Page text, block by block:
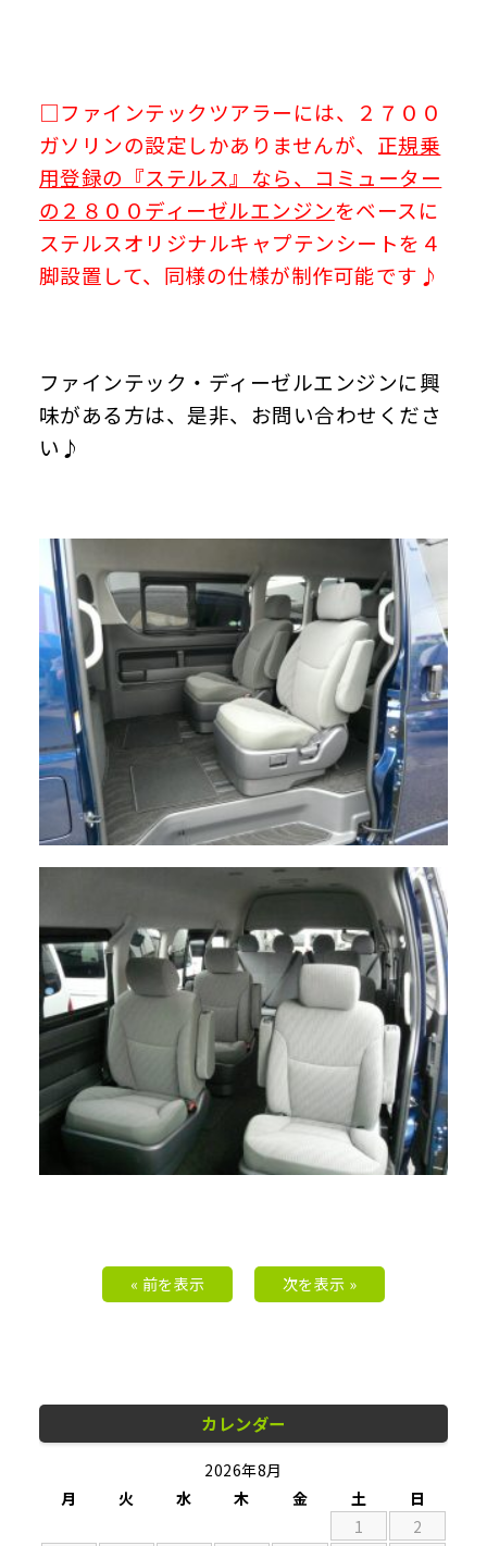
□ファインテックツアラーには、２７００
ガソリンの設定しかありませんが、 正規乗
用登録の『ステルス』なら、コミューター
の２８００ディーゼルエンジンをベースに
ステルスオリジナルキャプテンシートを４
脚設置して、同様の仕様が制作可能です♪
ファインテック・ディーゼルエンジンに興
味がある方は、是非、お問い合わせくださ
い♪
« 前を表示 次を表示 »
カレンダー
2026年8月
月
火 水 木 金 土
日
1
2